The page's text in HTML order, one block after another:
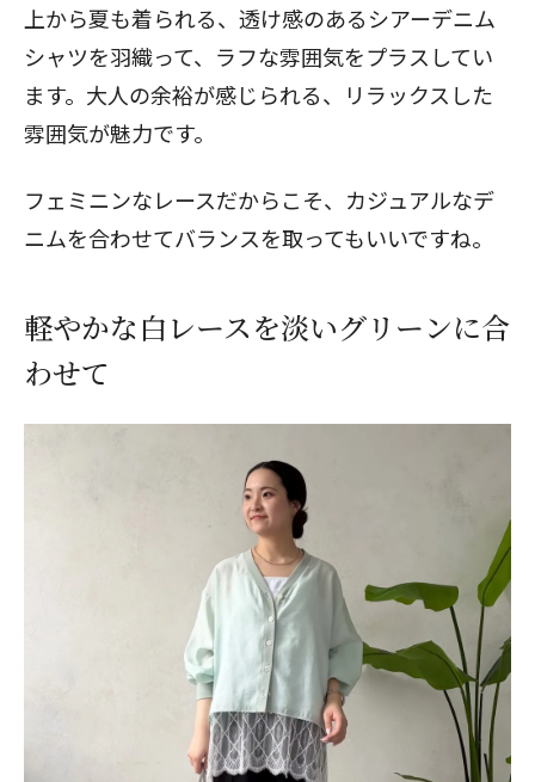
上から夏も着られる、透け感のあるシアーデニム
シャツを羽織って、ラフな雰囲気をプラスしてい
ます。大人の余裕が感じられる、リラックスした
雰囲気が魅力です。
フェミニンなレースだからこそ、カジュアルなデ
ニムを合わせてバランスを取ってもいいですね。
軽やかな白レースを淡いグリーンに合
わせて